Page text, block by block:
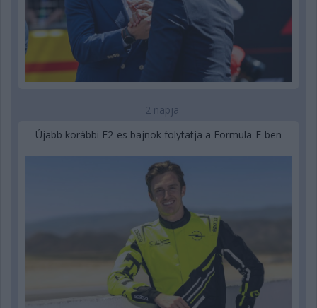
2 napja
Újabb korábbi F2-es bajnok folytatja a Formula-E-ben